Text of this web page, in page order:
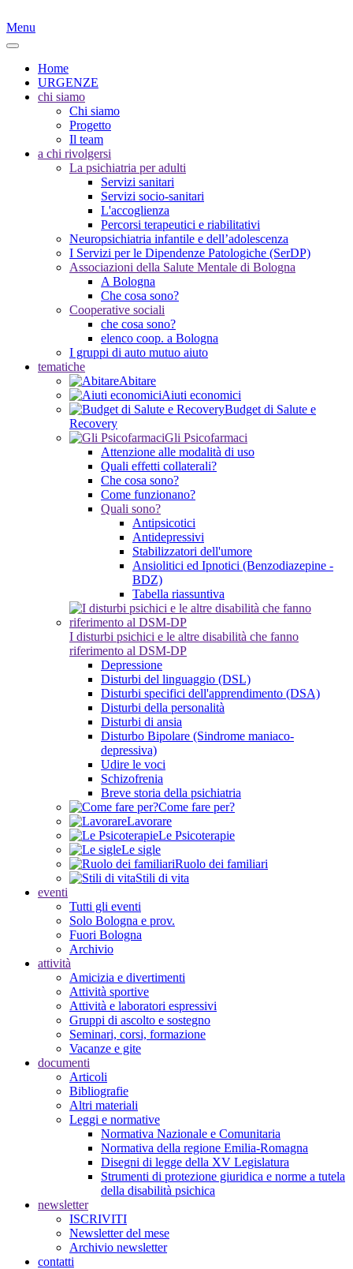
Menu
Home
URGENZE
chi siamo
Chi siamo
Progetto
Il team
a chi rivolgersi
La psichiatria per adulti
Servizi sanitari
Servizi socio-sanitari
L'accoglienza
Percorsi terapeutici e riabilitativi
Neuropsichiatria infantile e dell’adolescenza
I Servizi per le Dipendenze Patologiche (SerDP)
Associazioni della Salute Mentale di Bologna
A Bologna
Che cosa sono?
Cooperative sociali
che cosa sono?
elenco coop. a Bologna
I gruppi di auto mutuo aiuto
tematiche
Abitare
Aiuti economici
Budget di Salute e
Recovery
Gli Psicofarmaci
Attenzione alle modalità di uso
Quali effetti collaterali?
Che cosa sono?
Come funzionano?
Quali sono?
Antipsicotici
Antidepressivi
Stabilizzatori dell'umore
Ansiolitici ed Ipnotici (Benzodiazepine -
BDZ)
Tabella riassuntiva
I disturbi psichici e le altre disabilità che fanno
riferimento al DSM-DP
Depressione
Disturbi del linguaggio (DSL)
Disturbi specifici dell'apprendimento (DSA)
Disturbi della personalità
Disturbi di ansia
Disturbo Bipolare (Sindrome maniaco-
depressiva)
Udire le voci
Schizofrenia
Breve storia della psichiatria
Come fare per?
Lavorare
Le Psicoterapie
Le sigle
Ruolo dei familiari
Stili di vita
eventi
Tutti gli eventi
Solo Bologna e prov.
Fuori Bologna
Archivio
attività
Amicizia e divertimenti
Attività sportive
Attività e laboratori espressivi
Gruppi di ascolto e sostegno
Seminari, corsi, formazione
Vacanze e gite
documenti
Articoli
Bibliografie
Altri materiali
Leggi e normative
Normativa Nazionale e Comunitaria
Normativa della regione Emilia-Romagna
Disegni di legge della XV Legislatura
Strumenti di protezione giuridica e norme a tutela
della disabilità psichica
newsletter
ISCRIVITI
Newsletter del mese
Archivio newsletter
contatti